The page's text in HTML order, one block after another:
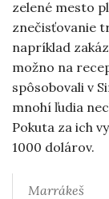
zelené mesto
znečisťovanie
napríklad
možno na
spôsobovali v
mnohí ľudia
Pokuta za ich
1000 dolárov.
Marrákeš